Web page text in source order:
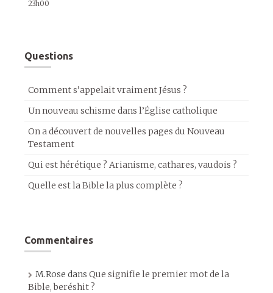
23h00
Questions
Comment s’appelait vraiment Jésus ?
Un nouveau schisme dans l’Église catholique
On a découvert de nouvelles pages du Nouveau
Testament
Qui est hérétique ? Arianisme, cathares, vaudois ?
Quelle est la Bible la plus complète ?
Commentaires
M.Rose dans Que signifie le premier mot de la
Bible, beréshit ?